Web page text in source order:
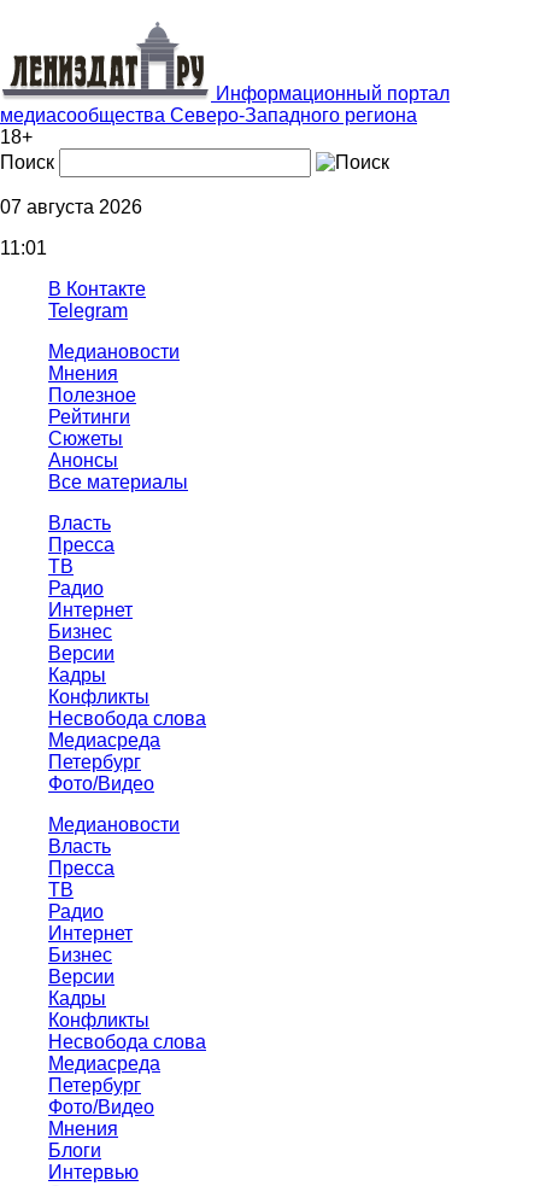
Информационный портал
медиасообщества Северо-Западного региона
18+
Поиск
07 августа 2026
11:01
В Контакте
Telegram
Медиановости
Мнения
Полезное
Рейтинги
Сюжеты
Анонсы
Все материалы
Власть
Пресса
ТВ
Радио
Интернет
Бизнес
Версии
Кадры
Конфликты
Несвобода слова
Медиасреда
Петербург
Фото/Видео
Медиановости
Власть
Пресса
ТВ
Радио
Интернет
Бизнес
Версии
Кадры
Конфликты
Несвобода слова
Медиасреда
Петербург
Фото/Видео
Мнения
Блоги
Интервью